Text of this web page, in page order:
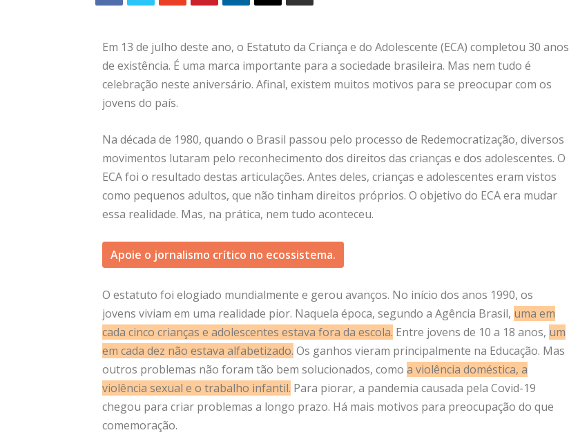
Em 13 de julho deste ano, o Estatuto da Criança e do Adolescente (ECA) completou 30 anos
de existência. É uma marca importante para a sociedade brasileira. Mas nem tudo é
celebração neste aniversário. Afinal, existem muitos motivos para se preocupar com os
jovens do país.
Na década de 1980, quando o Brasil passou pelo processo de Redemocratização, diversos
movimentos lutaram pelo reconhecimento dos direitos das crianças e dos adolescentes. O
ECA foi o resultado destas articulações. Antes deles, crianças e adolescentes eram vistos
como pequenos adultos, que não tinham direitos próprios. O objetivo do ECA era mudar
essa realidade. Mas, na prática, nem tudo aconteceu.
Apoie o jornalismo crítico no ecossistema.
O estatuto foi elogiado mundialmente e gerou avanços. No início dos anos 1990, os
jovens viviam em uma realidade pior. Naquela época, segundo a Agência Brasil, uma em
cada cinco crianças e adolescentes estava fora da escola. Entre jovens de 10 a 18 anos, um
em cada dez não estava alfabetizado. Os ganhos vieram principalmente na Educação. Mas
outros problemas não foram tão bem solucionados, como a violência doméstica, a
violência sexual e o trabalho infantil. Para piorar, a pandemia causada pela Covid-19
chegou para criar problemas a longo prazo. Há mais motivos para preocupação do que
comemoração.